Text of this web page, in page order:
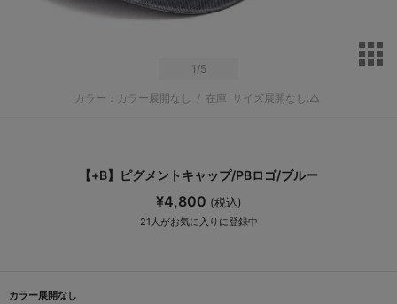
1 /5
カラー：カラー展開なし / 在庫 サイズ展開なし:△
【+B】ピグメントキャップ/PBロゴ/ブルー
¥4,800 (税込)
21 人がお気に入りに登録中
カラー展開なし